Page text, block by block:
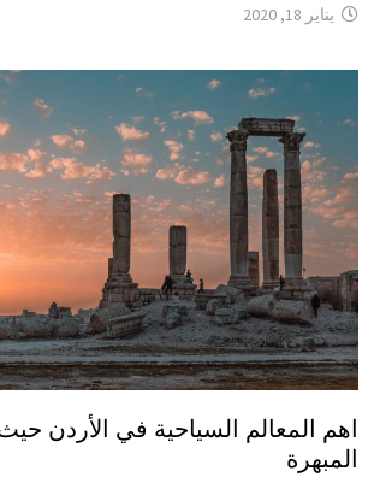
يناير 18, 2020
اهم المعالم السياحية في الأردن حيث
المبهرة